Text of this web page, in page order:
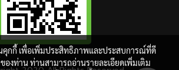
คุกกี้ เพื่อเพิ่มประสิทธิภาพและประสบการณ์ที่ดี
ของท่าน ท่านสามารถอ่านรายละเอียดเพิ่มเติม